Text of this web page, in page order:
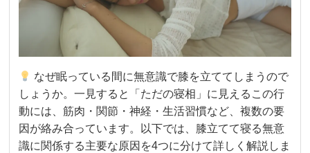
なぜ眠っている間に無意識で膝を立ててしまうので
しょうか。一見すると「ただの寝相」に見えるこの行
動には、筋肉・関節・神経・生活習慣など、複数の要
因が絡み合っています。以下では、膝立てて寝る無意
識に関係する主要な原因を4つに分けて詳しく解説しま